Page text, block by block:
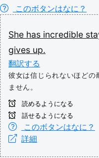
このボタンはなに？
She has incredible
gives up.
翻訳する
彼女は信じられないほどの
ません。
読めるようになる
話せるようになる
このボタンはなに？
詳細